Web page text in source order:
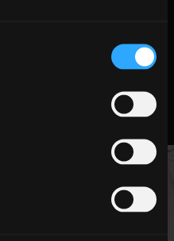
et faites-les griller
Green Egg et servez-les